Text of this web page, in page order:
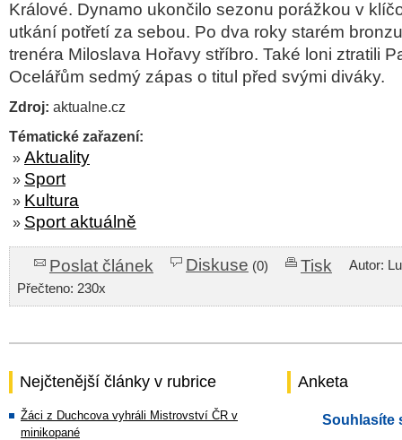
Králové. Dynamo ukončilo sezonu porážkou v
utkání potřetí za sebou. Po dva roky starém
trenéra Miloslava Hořavy stříbro. Také loni ztratili
Ocelářům sedmý zápas o titul před svými diváky.
Zdroj: aktualne.cz
Tématické zařazení:
» Aktuality
» Sport
» Kultura
» Sport aktuálně
Poslat článek Diskuse (0) Tisk
Autor:
Přečteno: 230x
Nejčtenější články v rubrice
Žáci z Duchcova vyhráli Mistrovství ČR v
minikopané
Anketa
Souhlasíte